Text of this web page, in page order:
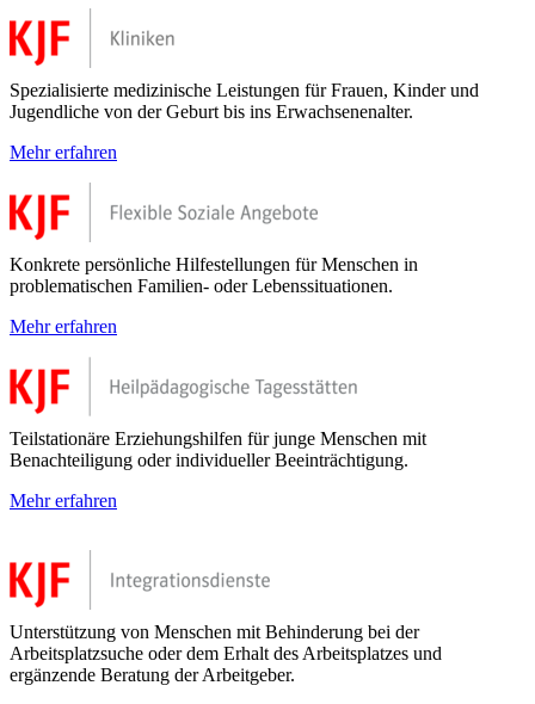
Spezialisierte medizinische Leistungen für Frauen, Kinder und
Jugendliche von der Geburt bis ins Erwachsenenalter.
Mehr erfahren
Konkrete persönliche Hilfestellungen für Menschen in
problematischen Familien- oder Lebenssituationen.
Mehr erfahren
Teilstationäre Erziehungshilfen für junge Menschen mit
Benachteiligung oder individueller Beeinträchtigung.
Mehr erfahren
Unterstützung von Menschen mit Behinderung bei der
Arbeitsplatzsuche oder dem Erhalt des Arbeitsplatzes und
ergänzende Beratung der Arbeitgeber.